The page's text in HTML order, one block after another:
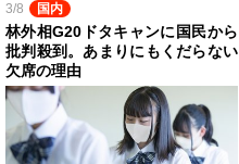
3/8 国内
林外相G20ドタキャンに国民から
批判殺到。あまりにもくだらない
欠席の理由